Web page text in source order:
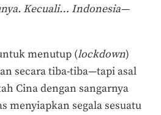
Kecuali… Indonesia—
menutup (lockdown)
secara tiba-tiba—tapi asal
Cina dengan sangarnya
menyiapkan segala sesuatu